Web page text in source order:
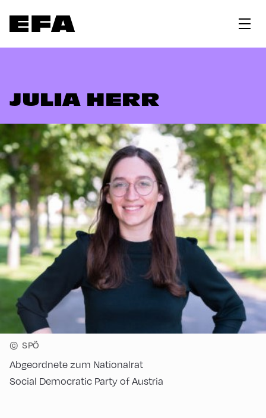
JULIA HERR
© SPÖ
Abgeordnete zum Nationalrat
Social Democratic Party of Austria